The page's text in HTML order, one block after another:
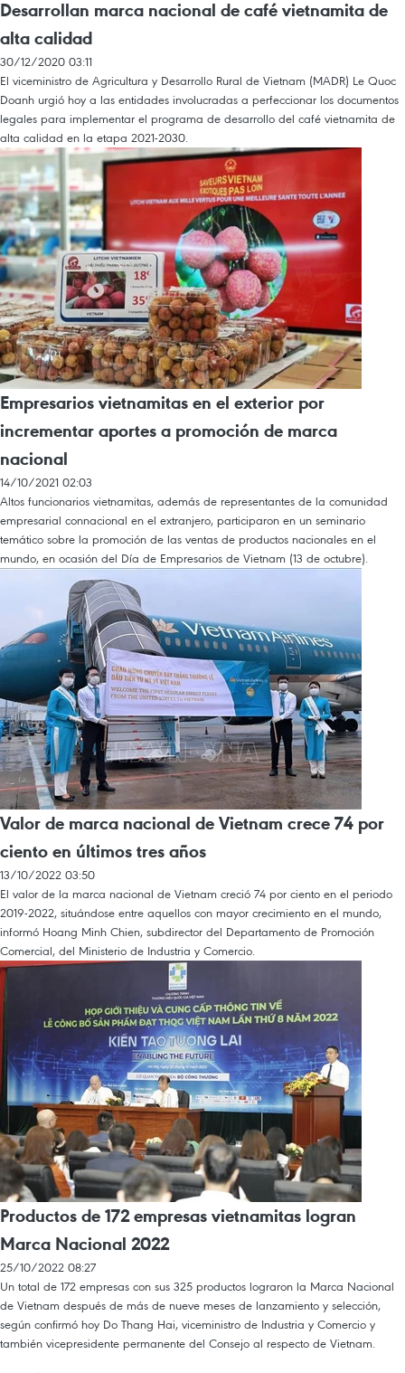
Desarrollan marca nacional de café vietnamita de
alta calidad
30/12/2020 03:11
El viceministro de Agricultura y Desarrollo Rural de Vietnam (MADR) Le Quoc
Doanh urgió hoy a las entidades involucradas a perfeccionar los documentos
legales para implementar el programa de desarrollo del café vietnamita de
alta calidad en la etapa 2021-2030.
Empresarios vietnamitas en el exterior por
incrementar aportes a promoción de marca
nacional
14/10/2021 02:03
Altos funcionarios vietnamitas, además de representantes de la comunidad
empresarial connacional en el extranjero, participaron en un seminario
temático sobre la promoción de las ventas de productos nacionales en el
mundo, en ocasión del Día de Empresarios de Vietnam (13 de octubre).
Valor de marca nacional de Vietnam crece 74 por
ciento en últimos tres años
13/10/2022 03:50
El valor de la marca nacional de Vietnam creció 74 por ciento en el periodo
2019-2022, situándose entre aquellos con mayor crecimiento en el mundo,
informó Hoang Minh Chien, subdirector del Departamento de Promoción
Comercial, del Ministerio de Industria y Comercio.
Productos de 172 empresas vietnamitas logran
Marca Nacional 2022
25/10/2022 08:27
Un total de 172 empresas con sus 325 productos lograron la Marca Nacional
de Vietnam después de más de nueve meses de lanzamiento y selección,
según confirmó hoy Do Thang Hai, viceministro de Industria y Comercio y
también vicepresidente permanente del Consejo al respecto de Vietnam.